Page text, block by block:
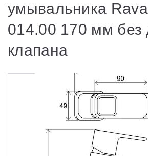
Унитазы и биде
Душевые двери
Душевые уголки
Поддоны для душа
Сиденья OVO для душевых
умывальника
014.00 170 мм без
клапана